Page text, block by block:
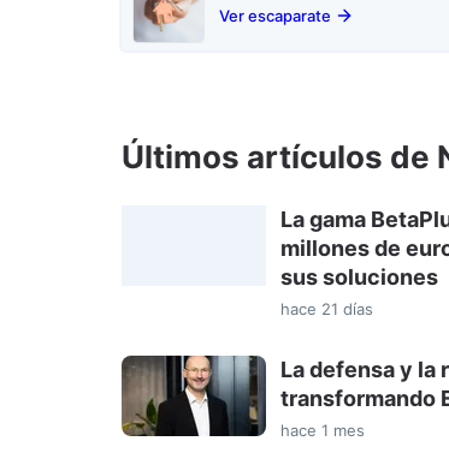
Ver escaparate
Últimos artículos de
La gama
millones de
sus soluciones
hace 21 días
La defensa y
transformando
hace 1 mes